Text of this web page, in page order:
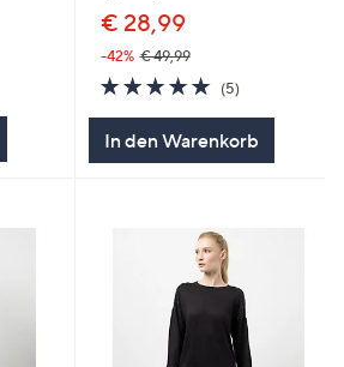
€ 28,99
-42% € 49,99
5.0
von
(5)5
In den Warenkorb